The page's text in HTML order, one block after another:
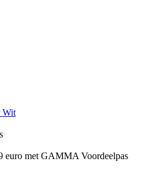
Wit
euro met GAMMA Voordeelpas